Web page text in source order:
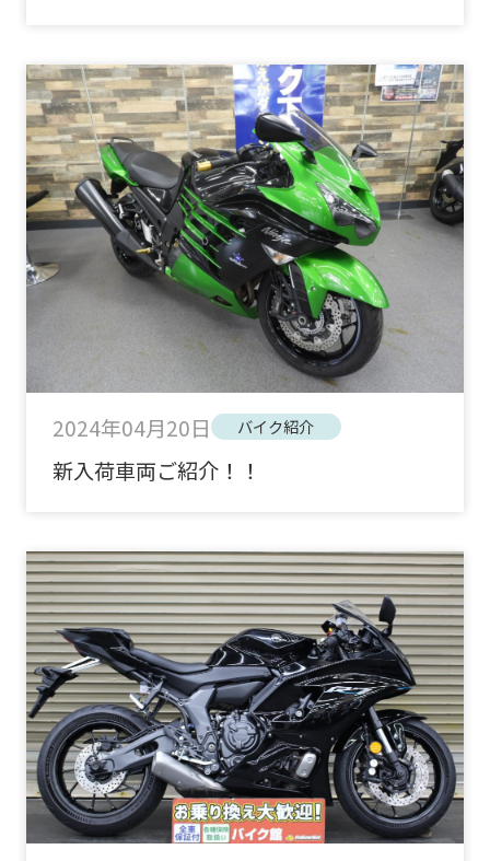
2024年04月20日 バイク紹介
新入荷車両ご紹介！！